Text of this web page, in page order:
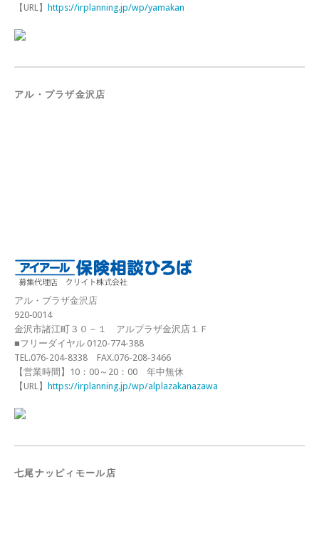
【URL】 https://irplanning.jp/wp/yamakan
アル・プラザ金沢店
アル・プラザ金沢店
920‐0014
金沢市諸江町３０－１ アルプラザ金沢店１Ｆ
■フリーダイヤル 0120-774-388
TEL.076-204-8338 FAX.076-208-3466
【営業時間】10：00～20：00 年中無休
【URL】 https://irplanning.jp/wp/alplazakanazawa
七尾ナッピィモール店